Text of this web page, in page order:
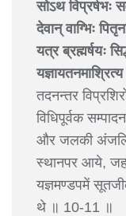
सोऽथ विप्रर्षभः
देवान् वाग्भिः
यत्र ब्रह्मर्षयः
तदनन्तर
विधिपूर्वक
और जलकी
स्थानपर आये, जहाँ
यज्ञमण्डपमें
थे ॥ 10-11 ॥